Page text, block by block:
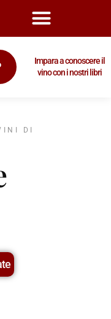
Impara a conoscere il
vino con i nostri libri
DI